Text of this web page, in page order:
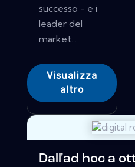
successo - e i
leader del
market...
Visualizza
altro
Dall'ad hoc a